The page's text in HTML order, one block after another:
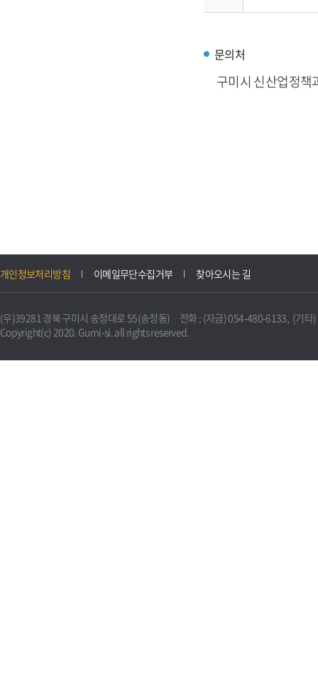
문의처
구미시 신산업정책
개인정보처리방침 이메일무단수집거부 찾아오시는 길
(우)39281 경북 구미시 송정대로 55(송정동) 전화 : (자금) 054-480-6133, (기타
Copyright(c) 2020. Gumi-si. all rights reserved.